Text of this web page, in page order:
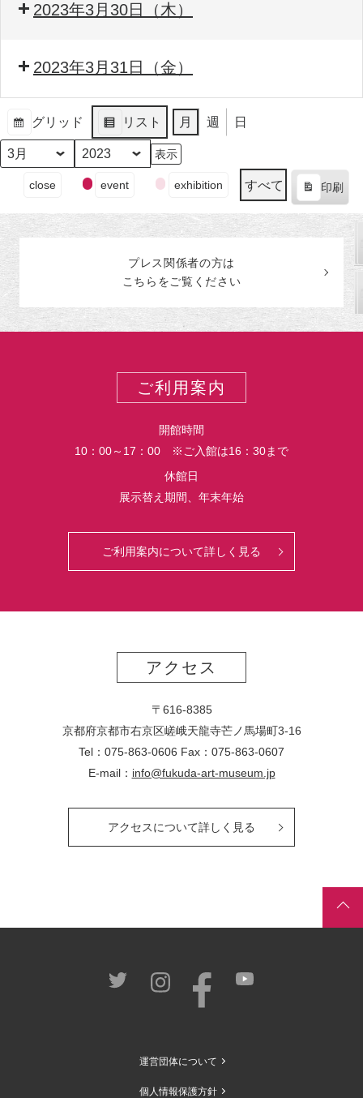
2023年3月30日（木）
2023年3月31日（金）
グリッド
表
示
リスト
表
示
月 週 日
月
年
ン
ト
の
カ
close event exhibition すべて 印刷
示
プレス関係者の方は
こちらをご覧ください
ご利用案内
開館時間
10：00～17：00 ※ご入館は16：30まで
休館日
展示替え期間、年末年始
ご利用案内について詳しく見る
アクセス
〒616-8385
京都府京都市右京区嵯峨天龍寺芒ノ馬場町3-16
Tel：075-863-0606 Fax：075-863-0607
E-mail： info@fukuda-art-museum.jp
アクセスについて詳しく見る
運営団体について
個人情報保護方針